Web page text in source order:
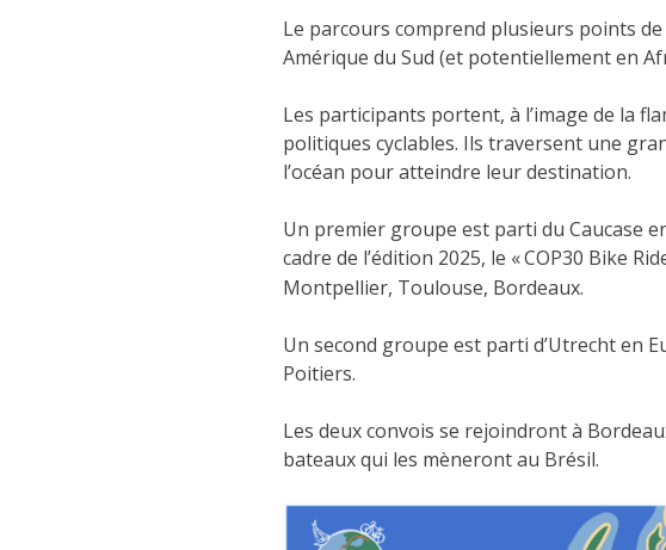
Le parcours comprend plusieurs points
Amérique du Sud (et potentiellement en
Les participants portent, à l’image de la
politiques cyclables. Ils traversent une
l’océan pour atteindre leur destination.
Un premier groupe est parti du Caucase
cadre de l’édition 2025, le «COP30 Bike
Montpellier, Toulouse, Bordeaux.
Un second groupe est parti d’Utrecht en
Poitiers.
Les deux convois se rejoindront à
bateaux qui les mèneront au Brésil.